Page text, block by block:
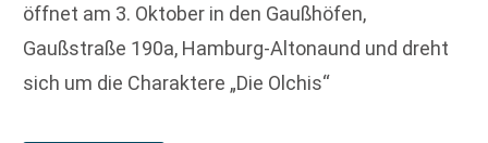
öffnet am 3. Oktober in den Gaußhöfen,
Gaußstraße 190a, Hamburg-Altonaund und dreht
sich um die Charaktere „Die Olchis“